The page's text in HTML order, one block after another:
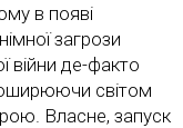
в появі
загрози
війни де-факто
світом
Власне, запуск